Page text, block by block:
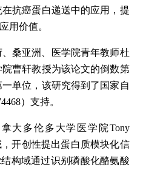
抗癌蛋白递送中的应用，提
用价值。
桑亚洲、医学院青年教师杜
曹轩教授为该论文的倒数第
单位，该研究得到了国家自
）支持。
拿大多伦多大学医学院Tony
，开创性提出蛋白质模块化信
构域通过识别磷酸化酪氨酸